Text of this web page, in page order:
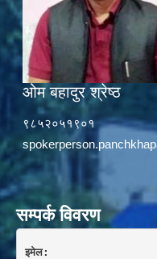
ओम बहादुर श्रेष्ठ
९८५२०५१९०१
सम्पर्क विवरण
इमेल: